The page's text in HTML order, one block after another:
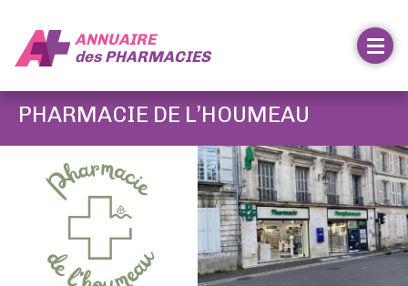
ANNUAIRE
desPHARMACIES
PHARMACIE DE L’HOUMEAU